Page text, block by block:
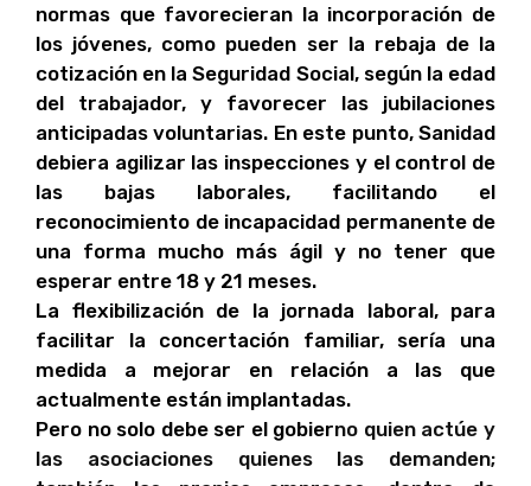
normas que favorecieran la incorporación de
los jóvenes, como pueden ser la rebaja de la
cotización en la Seguridad Social, según la edad
del trabajador, y favorecer las jubilaciones
anticipadas voluntarias. En este punto, Sanidad
debiera agilizar las inspecciones y el control de
las bajas laborales, facilitando el
reconocimiento de incapacidad permanente de
una forma mucho más ágil y no tener que
esperar entre 18 y 21 meses.
La flexibilización de la jornada laboral, para
facilitar la concertación familiar, sería una
medida a mejorar en relación a las que
actualmente están implantadas.
Pero no solo debe ser el gobierno quien actúe y
las asociaciones quienes las demanden;